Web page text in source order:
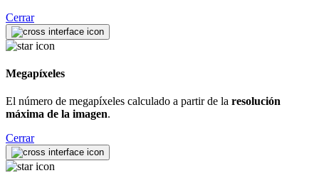
Cerrar
Megapíxeles
El número de megapíxeles calculado a partir de la resolución
máxima de la imagen.
Cerrar